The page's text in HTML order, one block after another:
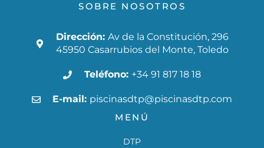
SOBRE NOSOTROS
Dirección:Av de la Constitución, 296
45950 Casarrubios del Monte, Toledo
Teléfono: +34 91 817 18 18
E-mail: piscinasdtp@piscinasdtp.com
MENÚ
DTP